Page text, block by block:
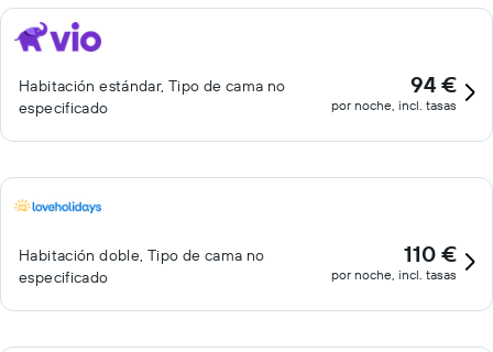
Habitación estándar, Tipo de cama no
especificado
94 €
por noche, incl. tasas
Habitación doble, Tipo de cama no
especificado
110 €
por noche, incl. tasas